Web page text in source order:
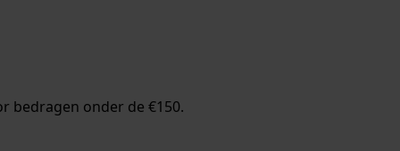
bedragen onder de €150.